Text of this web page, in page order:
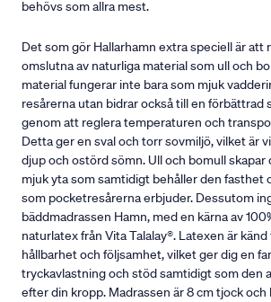
behövs som allra mest.
Det som gör Hallarhamn extra speciell är att
omslutna av naturliga material som ull och
material fungerar inte bara som mjuk
resårerna utan bidrar också till en förbättrad
genom att reglera temperaturen och
Detta ger en sval och torr sovmiljö, vilket är
djup och ostörd sömn. Ull och bomull skapar
mjuk yta som samtidigt behåller den fasthet
som pocketresårerna erbjuder. Dessutom
bäddmadrassen Hamn, med en kärna av
naturlatex från Vita Talalay®. Latexen är känd
hållbarhet och följsamhet, vilket ger dig en
tryckavlastning och stöd samtidigt som den
efter din kropp. Madrassen är 8 cm tjock och